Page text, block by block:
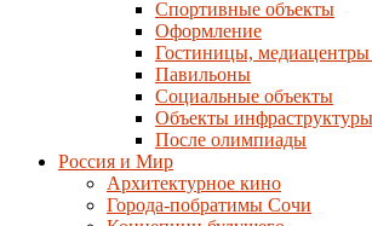
Спортивные объекты
Оформление
Гостиницы, медиацентры
Павильоны
Социальные объекты
Объекты инфраструктуры
После олимпиады
Россия и Мир
Архитектурное кино
Города-побратимы Сочи